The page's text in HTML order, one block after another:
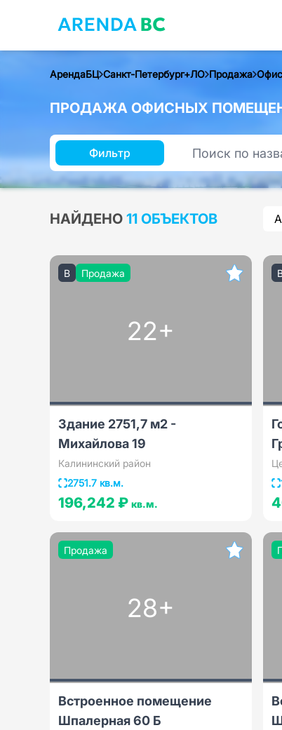
АрендаБЦ Санкт-Петербург+ЛО Продажа
ПРОДАЖА ОФИСНЫХ
Фильтр
НАЙДЕНО 11 ОБЪЕКТОВ
B Продажа
22+
Здание 2751,7 м2 -
Михайлова 19
Калининский район
2751.7 кв.м.
196,242 ₽ кв.м.
Продажа
28+
Встроенное помещение
Шпалерная 60 Б